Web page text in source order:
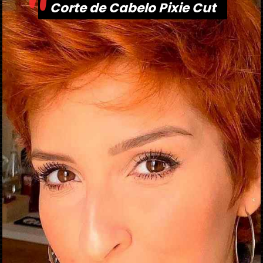
Corte de Cabelo Pixie Cut
Corte de Cabelo Pixie Cut